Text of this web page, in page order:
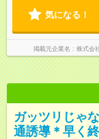
気になる！
掲載元企業名 株式会
ガッツリじゃ
通誘導＊早く